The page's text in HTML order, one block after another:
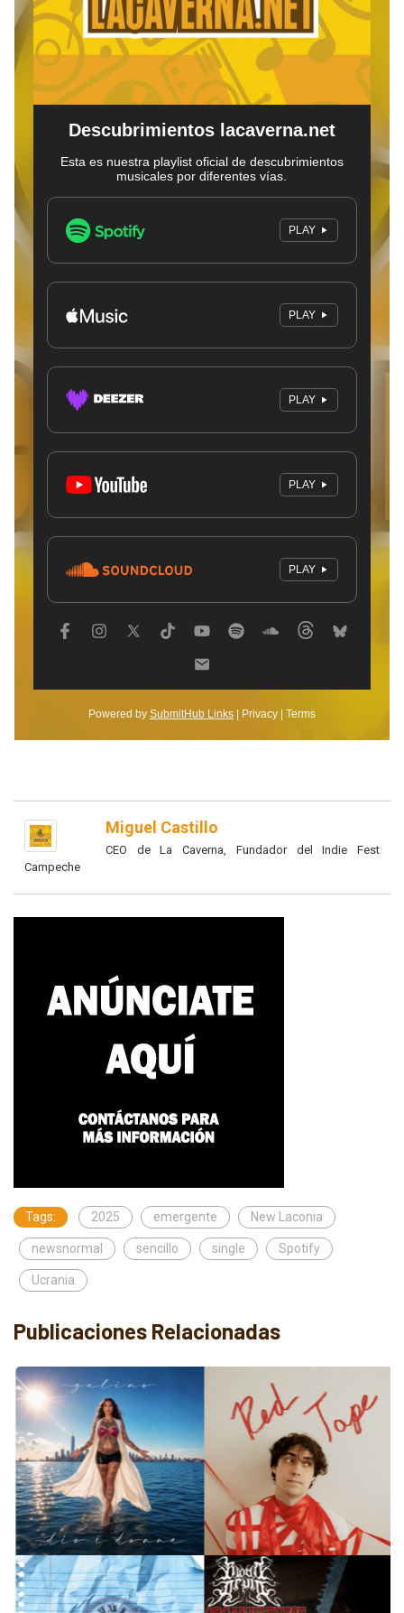
Miguel Castillo
CEO de La Caverna, Fundador del Indie Fest
Campeche
Tags: 2025 emergente New Laconia
newsnormal sencillo single Spotify
Ucrania
Publicaciones Relacionadas